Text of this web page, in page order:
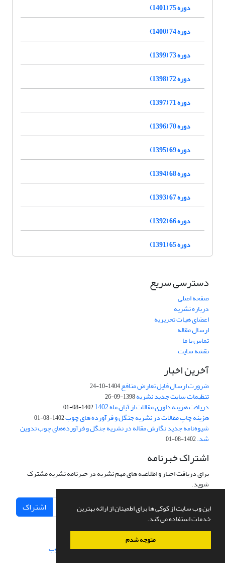
این وب سایت از کوکی ها برای اطمینان از ارائه بهترین
خدمات استفاده می کند.
متوجه شدم
دوره 75 (1401)
دوره 74 (1400)
دوره 73 (1399)
دوره 72 (1398)
دوره 71 (1397)
دوره 70 (1396)
دوره 69 (1395)
دوره 68 (1394)
دوره 67 (1393)
دوره 66 (1392)
دوره 65 (1391)
دسترسی سریع
صفحه اصلی
درباره نشریه
اعضای هیات تحریریه
ارسال مقاله
تماس با ما
نقشه سایت
آخرین اخبار
ضرورت ارسال فایل تعارض منافع1404-10-24
تنظیمات سایت جدید نشریه1398-09-26
دریافت هزینه داوری مقالات از آبان ماه 1402 1402-08-01
هزینه چاپ مقالات در نشریه جنگل و فرآورده های چوب1402-08-01
شیوه‌نامه جدید نگارش مقاله در نشریه جنگل و فرآورده‌های چوب تدوین
شد.1402-08-01
اشتراک خبرنامه
برای دریافت اخبار و اطلاعیه های مهم نشریه در خبرنامه نشریه مشترک
شوید.
اشتراک
سامانه مدیریت نشریات علمی.طراحی و پیاده سازی از سیناوب